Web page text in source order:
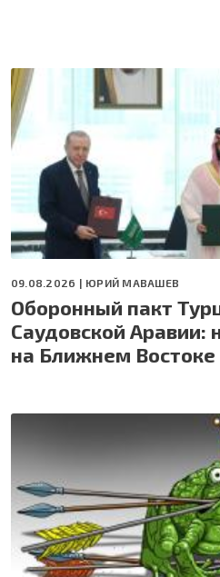
09.08.2026 | ЮРИЙ МАВАШЕВ
Оборонный пакт
Саудовской Аравии:
на Ближнем Востоке